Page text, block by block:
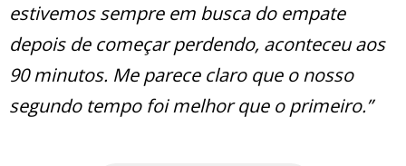
estivemos sempre em busca do empate
depois de começar perdendo, aconteceu aos
90 minutos. Me parece claro que o nosso
segundo tempo foi melhor que o primeiro.”